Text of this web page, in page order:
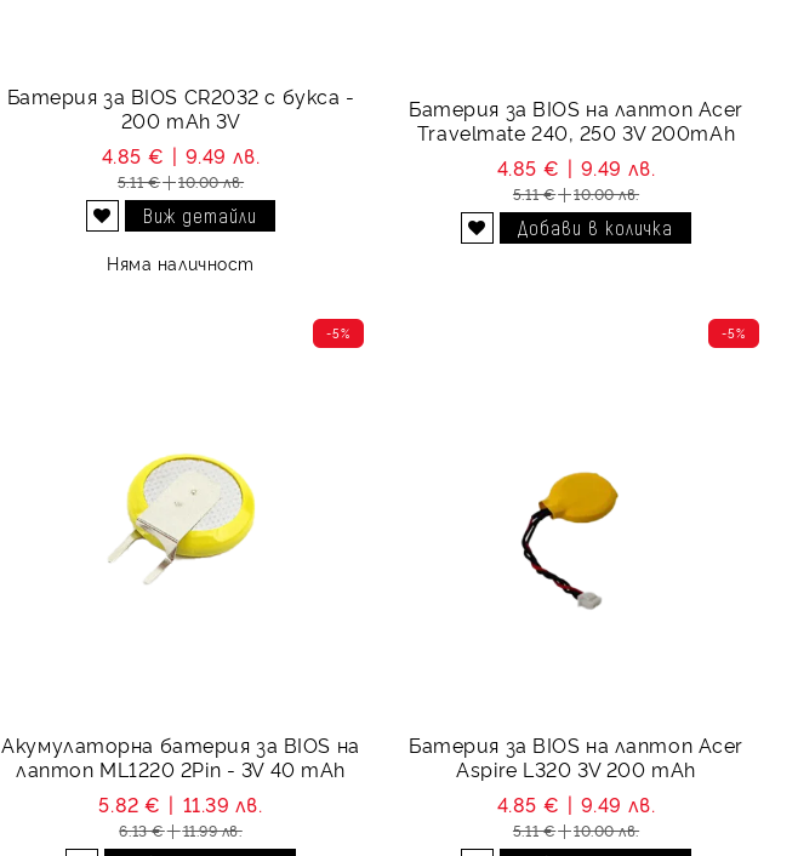
Батерия за BIOS CR2032 с букса -
200 mAh 3V
4.85 € 9.49 лв.
5.11 € 10.00 лв.
Виж детайли
Няма наличност
Батерия за BIOS на лаптоп Acer
Travelmate 240, 250 3V 200mAh
4.85 € 9.49 лв.
5.11 € 10.00 лв.
Акумулаторна батерия за BIOS на
лаптоп ML1220 2Pin - 3V 40 mAh
-5%
5.82 € 11.39 лв.
6.13 € 11.99 лв.
Батерия за BIOS на лаптоп Acer
Aspire L320 3V 200 mAh
-5%
4.85 € 9.49 лв.
5.11 € 10.00 лв.